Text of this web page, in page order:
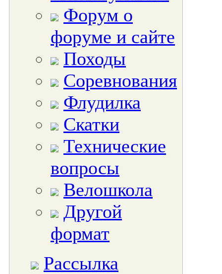
Форум о
форуме и сайте
Походы
Соревнования
Флудилка
Скатки
Технические
вопросы
Велошкола
Другой
формат
Рассылка